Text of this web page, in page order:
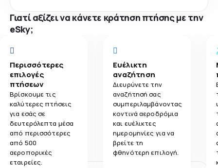
Γιατί αξίζει να κάνετε κράτηση πτήσης με την
eSky;
Περισσότερες
επιλογές
πτήσεων
Βρίσκουμε τις
καλύτερες πτήσεις
για εσάς σε
δευτερόλεπτα μέσα
από περισσότερες
από 500
αεροπορικές
εταιρείες.
Ευέλικτη
αναζήτηση
Διευρύνετε την
αναζήτησή σας
συμπεριλαμβάνοντας
κοντινά αεροδρόμια
και ευέλικτες
ημερομηνίες για να
βρείτε τη
φθηνότερη επιλογή.